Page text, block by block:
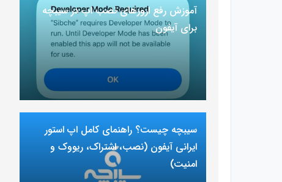
آموزش رفع ارور‌های نصب اپ در سیبچه
برای آیفون
سیبچه چیست؟ راهنمای کامل اپ استور
ایرانی آیفون (نصب، اشتراک، ریووک و
امنیت)